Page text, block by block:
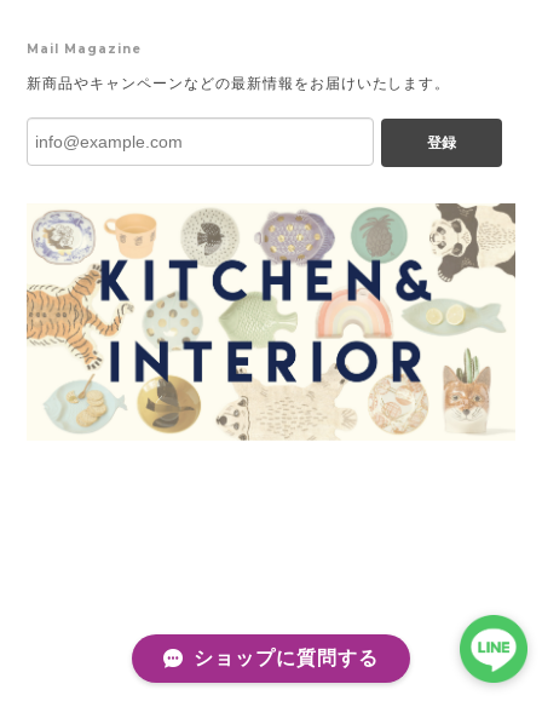
Mail Magazine
新商品やキャンペーンなどの最新情報をお届けいたします。
登録
ショップに質問する